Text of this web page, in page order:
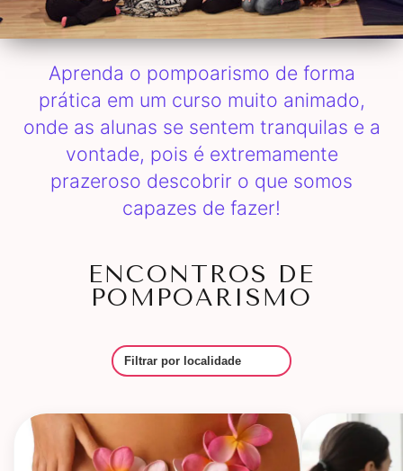
Aprenda o pompoarismo de forma
prática em um curso muito animado,
onde as alunas se sentem tranquilas e a
vontade, pois é extremamente
prazeroso descobrir o que somos
capazes de fazer!
ENCONTROS DE
POMPOARISMO
Filtrar por Local